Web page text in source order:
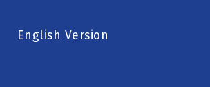
English Version